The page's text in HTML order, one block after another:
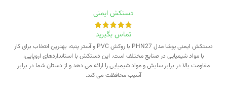
دستکش ایمنی
تماس بگیرید
دستکش ایمنی پوشا مدل PHN27 با روکش PVC و آستر پنبه، بهترین انتخاب برای کار
با مواد شیمیایی در صنایع مختلف است. این دستکش با استانداردهای اروپایی،
مقاومت بالا در برابر سایش و مواد شیمیایی را ارائه می دهد و از دستان شما در برابر
آسیب محافظت می کند.